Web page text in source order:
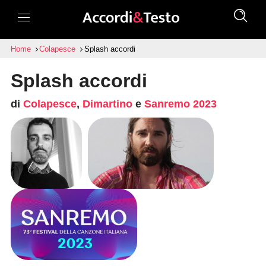
Home Colapesce Splash accordi
Splash accordi
di Colapesce, Dimartinoe Sanremo 2023